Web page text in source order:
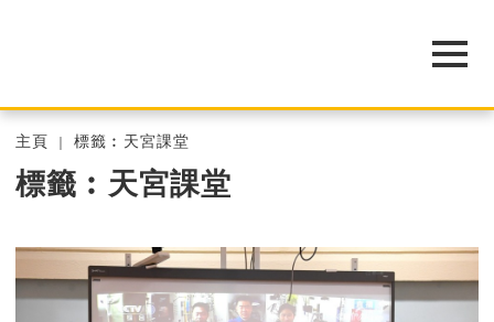
主頁 標籤︰天宮課堂
標籤︰天宮課堂